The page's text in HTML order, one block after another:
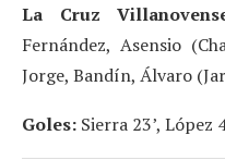
La Cruz
Fernández, Asensio
Jorge, Bandín, Álvaro
Goles: Sierra 23’, López